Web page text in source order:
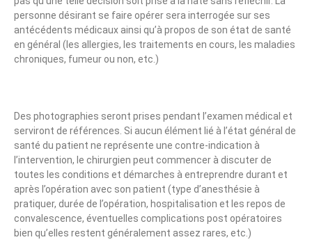
personne désirant se faire opérer sera interrogée sur ses
antécédents médicaux ainsi qu’à propos de son état de santé
en général (les allergies, les traitements en cours, les maladies
chroniques, fumeur ou non, etc.)
Des photographies seront prises pendant l’examen médical et
serviront de références. Si aucun élément lié à l’état général de
santé du patient ne représente une contre-indication à
l’intervention, le chirurgien peut commencer à discuter de
toutes les conditions et démarches à entreprendre durant et
après l’opération avec son patient (type d’anesthésie à
pratiquer, durée de l’opération, hospitalisation et les repos de
convalescence, éventuelles complications post opératoires
bien qu’elles restent généralement assez rares, etc.)